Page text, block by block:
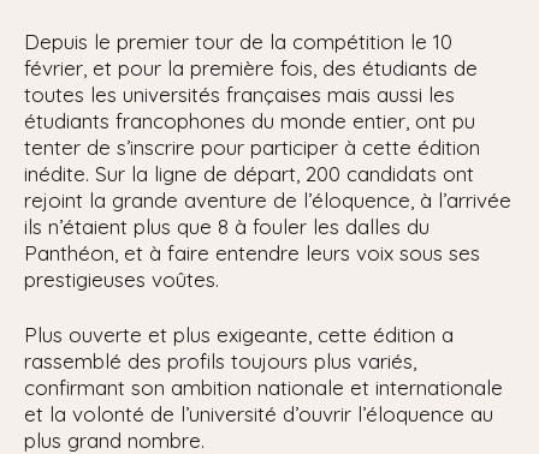
Depuis le premier tour de la compétition le 10
février, et pour la première fois, des étudiants de
toutes les universités françaises mais aussi les
étudiants francophones du monde entier, ont pu
tenter de s’inscrire pour participer à cette édition
inédite. Sur la ligne de départ, 200 candidats ont
rejoint la grande aventure de l’éloquence, à l’arrivée
ils n’étaient plus que 8 à fouler les dalles du
Panthéon, et à faire entendre leurs voix sous ses
prestigieuses voûtes.
Plus ouverte et plus exigeante, cette édition a
rassemblé des profils toujours plus variés,
confirmant son ambition nationale et internationale
et la volonté de l’université d’ouvrir l’éloquence au
plus grand nombre.